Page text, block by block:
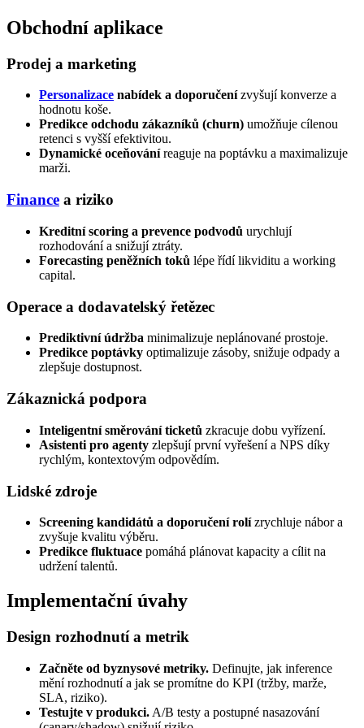
Obchodní aplikace
Prodej a marketing
Personalizace nabídek a doporučenízvyšují konverze a
hodnotu koše.
Predikce odchodu zákazníků (churn) umožňuje cílenou
retenci s vyšší efektivitou.
Dynamické oceňováníreaguje na poptávku a maximalizuje
marži.
Finance a riziko
Kreditní scoring a prevence podvodů urychlují
rozhodování a snižují ztráty.
Forecasting peněžních toků lépe řídí likviditu a working
capital.
Operace a dodavatelský řetězec
Prediktivní údržba minimalizuje neplánované prostoje.
Predikce poptávky optimalizuje zásoby, snižuje odpady a
zlepšuje dostupnost.
Zákaznická podpora
Inteligentní směrování ticketů zkracuje dobu vyřízení.
Asistenti pro agenty zlepšují první vyřešení a NPS díky
rychlým, kontextovým odpovědím.
Lidské zdroje
Screening kandidátů a doporučení rolízrychluje nábor a
zvyšuje kvalitu výběru.
Predikce fluktuace pomáhá plánovat kapacity a cílit na
udržení talentů.
Implementační úvahy
Design rozhodnutí a metrik
Začněte od byznysové metriky. Definujte, jak inference
mění rozhodnutí a jak se promítne do KPI (tržby, marže,
SLA, riziko).
Testujte v produkci. A/B testy a postupné nasazování